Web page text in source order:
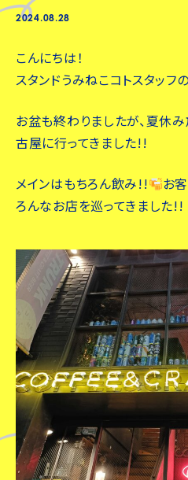
2024.08.28
こんにちは！
スタンドうみねこコトスタッフ
お盆も終わりましたが、夏休
古屋に行ってきました!!
メインはもちろん飲み!!
お
ろんなお店を巡ってきました!!